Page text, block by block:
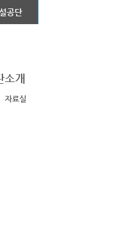
공단
자료실
소개